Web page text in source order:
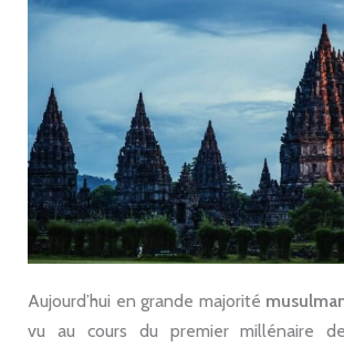
Aujourd’hui en grande majorité
vu au cours du premier millénaire